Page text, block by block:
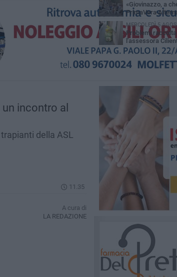
incontro al
della ASL
11.35
A cura di
LA REDAZIONE
«Giovinazzo, a
PrimaVera
4 anni di Sollecito
MERCOLEDÌ 5
Problemi
l'assessora
polemiche